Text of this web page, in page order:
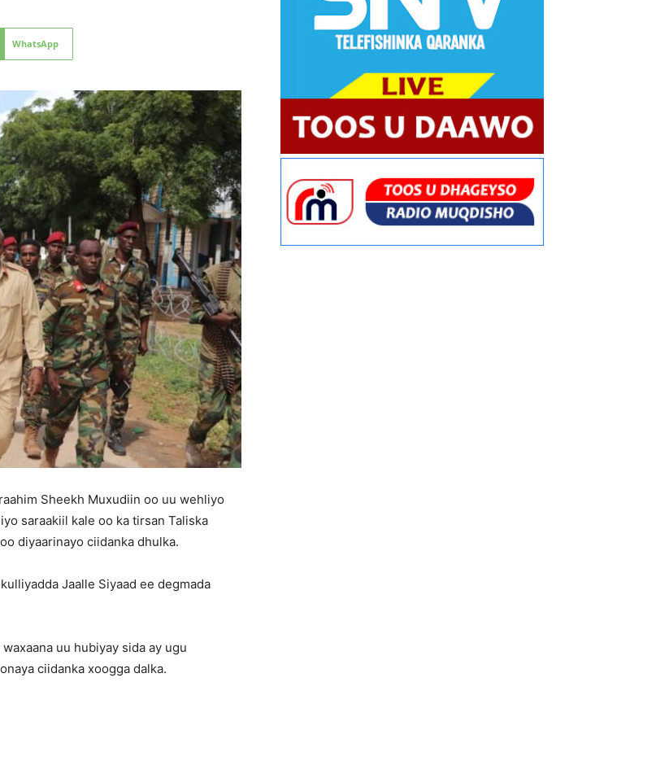
WhatsApp
Sheekh Muxudiin oo uu wehliyo
saraakiil kale oo ka tirsan Taliska
diyaarinayo ciidanka dhulka.
Jaalle Siyaad ee degmada
uu hubiyay sida ay ugu
ciidanka xoogga dalka.